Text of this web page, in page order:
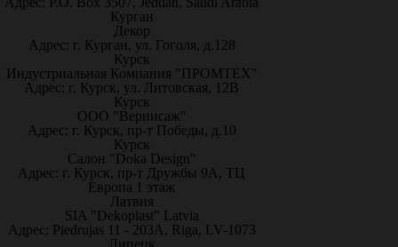
Курган
Декор
Адрес: г. Курган, ул. Гоголя, д.128
Курск
Индустриальная Компания "ПРОМТЕХ"
Адрес: г. Курск, ул. Литовская, 12В
Курск
ООО "Вернисаж"
Адрес: г. Курск, пр-т Победы, д.10
Курск
Салон "Doka Design"
Адрес: г. Курск, пр-т Дружбы 9А, ТЦ
Европа 1 этаж
Латвия
SIA "Dekoplast" Latvia
Адрес: Piedrujas 11 - 203A, Riga, LV-1073
Липецк